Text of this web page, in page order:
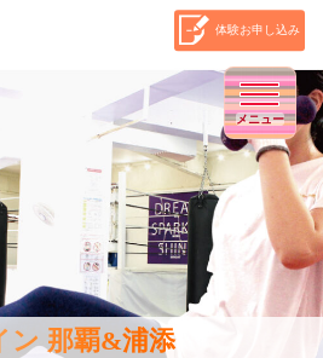
体験お申し込み
メニュー
ン 那覇&浦添